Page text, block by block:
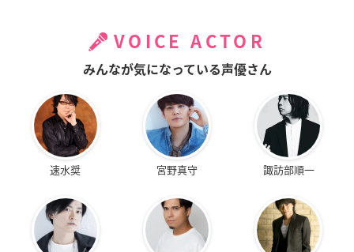
VOICE ACTOR
みんなが気になっている声優さん
速水奨 宮野真守 諏訪部順一